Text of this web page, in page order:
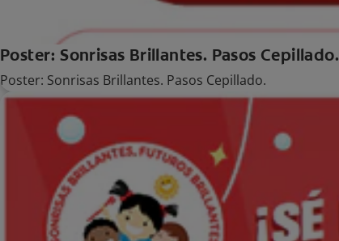
Poster: Sonrisas Brillantes. Pasos Cepillado.
Poster: Sonrisas Brillantes. Pasos Cepillado.